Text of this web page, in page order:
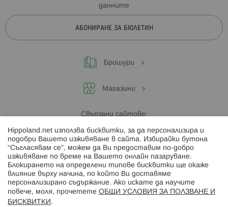
данните
АБОНИРАНЕ ЗА БЮЛЕТИН
Брошури
Магазини
Свързани сайтове:
Hippoland.ro
Последвайте ни:
Hippoland.net използва бисквитки, за да персонализира и
подобри Вашето изживяване в сайта. Избирайки бутона
“Съгласявам се”, можем да Ви предоставим по-добро
изживяване по време на Вашето онлайн пазаруване.
Блокирането на определени типове бисквитки ще окаже
влияние върху начина, по който Ви доставяме
персонализирано съдържание. Ако искате да научите
повече, моля, прочетете ОБЩИ УСЛОВИЯ ЗА ПОЛЗВАНЕ И
БИСКВИТКИ .